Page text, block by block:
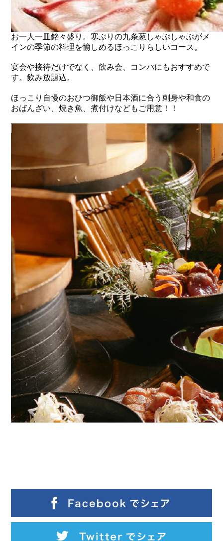
お一人一皿銘々盛り。寒ぶりの九条葱しゃぶしゃぶがメ
インの季節の料理を愉しめるほっこりらしいコース。
宴会や接待だけでなく、飲み会、コンパにもおすすめで
す。飲み放題込。
ほっこり自慢のおひつ御飯や日本酒に合う刺身や和食の
おばんざい、焼き魚、煮付けなどもご用意！！